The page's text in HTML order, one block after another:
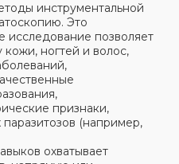
инструментальной
Это
исследование позволяет
кожи, ногтей и волос,
признаки,
(например,
охватывает